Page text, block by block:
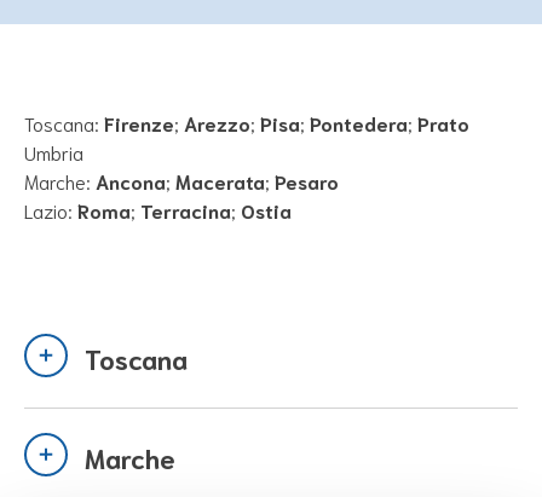
Toscana: Firenze; Arezzo; Pisa; Pontedera; Prato
Umbria
Marche: Ancona; Macerata; Pesaro
Lazio: Roma; Terracina; Ostia
Toscana
Marche